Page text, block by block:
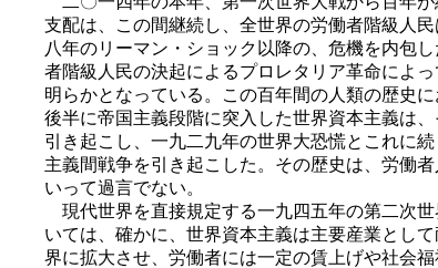
支配は、この間継続し、全世界の労働者階級人
八年のリーマン・ショック以降の、危機を内包
者階級人民の決起によるプロレタリア革命によ
明らかとなっている。この百年間の人類の歴史
後半に帝国主義段階に突入した世界資本主義は
引き起こし、一九二九年の世界大恐慌とこれに
主義間戦争を引き起こした。その歴史は、労働
いって過言でない。
現代世界を直接規定する一九四五年の第二次
いては、確かに、世界資本主義は主要産業とし
界に拡大させ、労働者には一定の賃上げや社会